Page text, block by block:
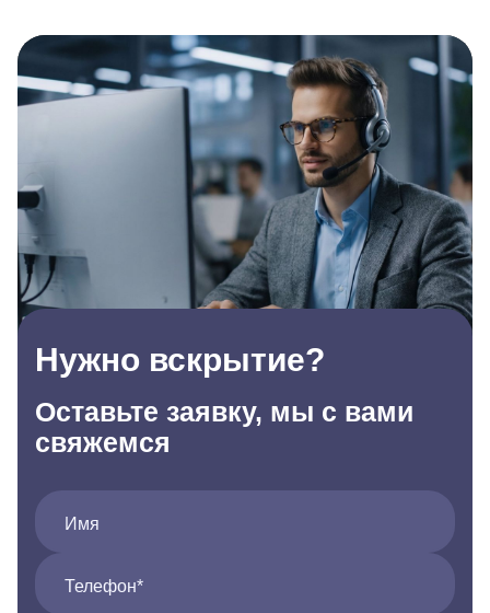
Нужно вскрытие?
Оставьте заявку, мы с вами
свяжемся
Имя
Телефон*